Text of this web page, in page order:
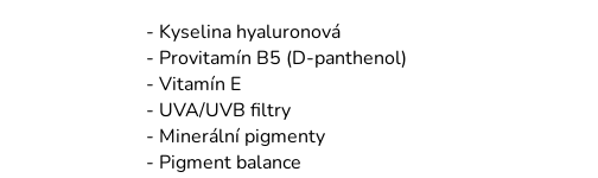
- Kyselina hyaluronová
- Provitamín B5 (D-panthenol)
- Vitamín E
- UVA/UVB filtry
- Minerální pigmenty
- Pigment balance